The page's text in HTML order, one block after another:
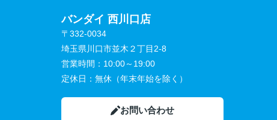
バンダイ 西川口店
〒332-0034
埼玉県川口市並木２丁目2-8
営業時間： 10:00～19:00
定休日： 無休（年末年始を除く）
お問い合わせ